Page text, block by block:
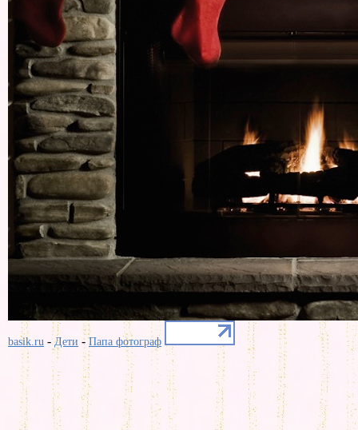
basik.ru -Дети -Папа фотограф